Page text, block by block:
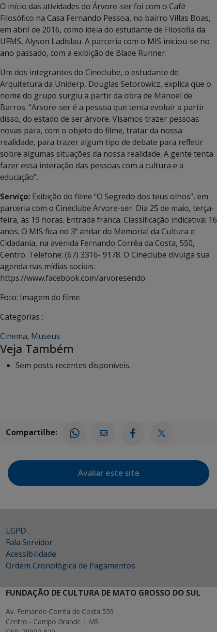
O início das atividades do Árvore-ser foi com o Café
Filosófico na Casa Fernando Pessoa, no bairro Villas Boas,
em abril de 2016, como ideia do estudante de Filosofia da
UFMS, Alyson Ladislau. A parceria com o MIS iniciou-se no
ano passado, com a exibição de Blade Runner.
Um dos integrantes do Cineclube, o estudante de
Arquitetura da Uniderp, Douglas Setorowicz, explica que o
nome do grupo surgiu a partir da obra de Manoel de
Barros. “Arvore-ser é a pessoa que tenta evoluir a partir
disso, do estado de ser árvore. Visamos trazer pessoas
novas para, com o objeto do filme, tratar da nossa
realidade, para trazer algum tipo de debate para refletir
sobre algumas situações da nossa realidade. A gente tenta
fazer essa interação das pessoas com a cultura e a
educação”.
Serviço: Exibição do filme “O Segredo dos teus olhos”, em
parceria com o Cineclube Arvore-ser. Dia 25 de maio, terça-
feira, às 19 horas. Entrada franca. Classificação indicativa: 16
anos. O MIS fica no 3º andar do Memorial da Cultura e
Cidadania, na avenida Fernando Corrêa da Costa, 550,
Centro. Telefone: (67) 3316- 9178. O Cineclube divulga sua
agenda nas mídias sociais:
https://www.facebook.com/arvoresendo
Foto: Imagem do filme
Categorias :
Cinema, Museus
Veja Também
Sem posts recentes disponíveis.
Compartilhe:
Avaliar este site
LGPD
Fala Servidor
Acessibilidade
Ordem Cronológica de Pagamentos
FUNDAÇÃO DE CULTURA DE MATO GROSSO DO SUL
Av. Fernando Corrêa da Costa 559
Centro - Campo Grande | MS